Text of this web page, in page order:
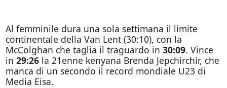
Al femminile dura una sola settimana il limite
continentale della Van Lent (30:10), con la
McColghan che taglia il traguardo in 30:09. Vince
in 29:26 la 21enne kenyana Brenda Jepchirchir, che
manca di un secondo il record mondiale U23 di
Media Eisa.